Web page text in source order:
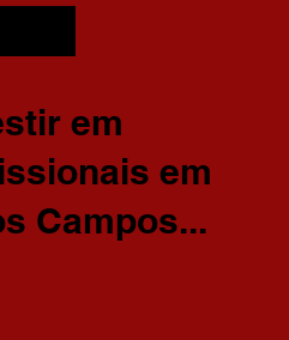
em
em
Campos...